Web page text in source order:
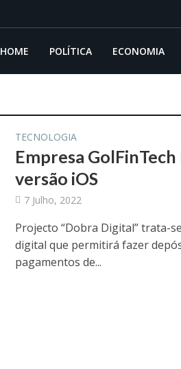
HOME POLÍTICA ECONOMIA
TECNOLOGIA
Empresa
versão iOS
7 Julho, 2022
Projecto “Dobra Digital” trata-
digital que permitirá fazer
pagamentos de...